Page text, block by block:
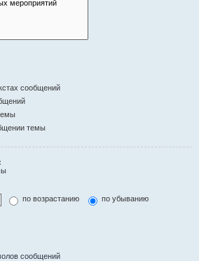
сообщений
темы
по возрастанию
по убыванию
сообщений